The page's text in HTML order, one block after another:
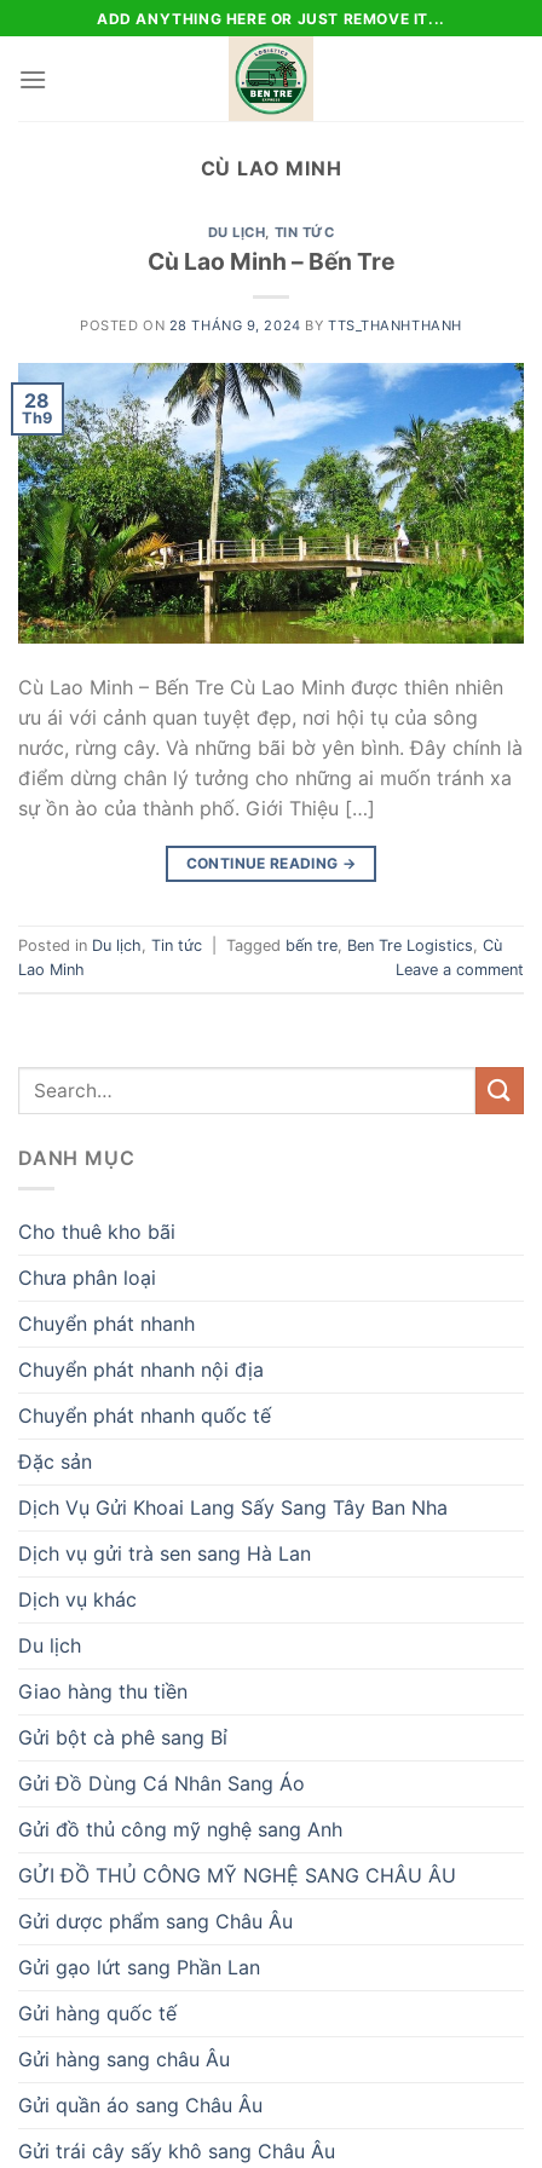
to
content
ADD ANYTHING HERE OR JUST REMOVE IT...
CÙ LAO MINH
DU LỊCH, TIN TỨC
Cù Lao Minh – Bến Tre
POSTED ON 28 THÁNG 9, 2024 BY TTS_THANHTHANH
28
Th9
Cù Lao Minh – Bến Tre Cù Lao Minh được thiên nhiên
ưu ái với cảnh quan tuyệt đẹp, nơi hội tụ của sông
nước, rừng cây. Và những bãi bờ yên bình. Đây chính là
điểm dừng chân lý tưởng cho những ai muốn tránh xa
sự ồn ào của thành phố. Giới Thiệu […]
CONTINUE READING →
Posted in Du lịch, Tin tức Tagged bến tre, Ben Tre Logistics, Cù
Lao Minh
Leave a comment
DANH MỤC
Cho thuê kho bãi
Chưa phân loại
Chuyển phát nhanh
Chuyển phát nhanh nội địa
Chuyển phát nhanh quốc tế
Đặc sản
Dịch Vụ Gửi Khoai Lang Sấy Sang Tây Ban Nha
Dịch vụ gửi trà sen sang Hà Lan
Dịch vụ khác
Du lịch
Giao hàng thu tiền
Gửi bột cà phê sang Bỉ
Gửi Đồ Dùng Cá Nhân Sang Áo
Gửi đồ thủ công mỹ nghệ sang Anh
GỬI ĐỒ THỦ CÔNG MỸ NGHỆ SANG CHÂU ÂU
Gửi dược phẩm sang Châu Âu
Gửi gạo lứt sang Phần Lan
Gửi hàng quốc tế
Gửi hàng sang châu Âu
Gửi quần áo sang Châu Âu
Gửi trái cây sấy khô sang Châu Âu